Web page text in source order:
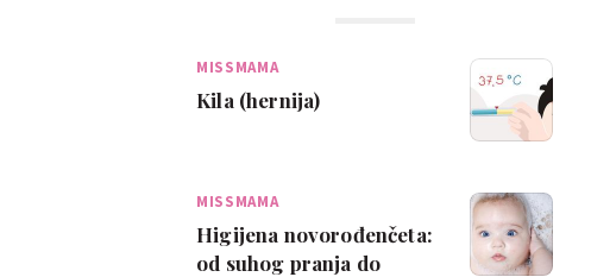
MISSMAMA
Kila (hernija)
MISSMAMA
Higijena novorođenčeta:
od suhog pranja do